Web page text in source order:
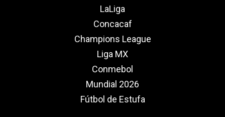
LaLiga
Concacaf
Champions League
Liga MX
Conmebol
Mundial 2026
Fútbol de Estufa